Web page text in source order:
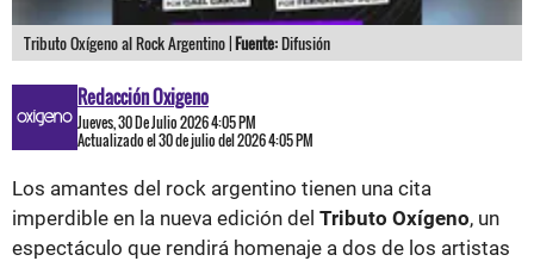
Tributo Oxígeno al Rock Argentino |Fuente:Difusión
Redacción Oxigeno
Jueves, 30 De Julio 2026 4:05 PM
Actualizado el 30 de julio del 2026 4:05 PM
Los amantes del rock argentino tienen una cita
imperdible en la nueva edición del Tributo Oxígeno, un
espectáculo que rendirá homenaje a dos de los artistas